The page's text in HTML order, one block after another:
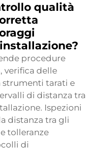
qualità
procedure
verifica delle
strumenti tarati e
di distanza tra
Ispezioni
distanza tra gli
tolleranze
di